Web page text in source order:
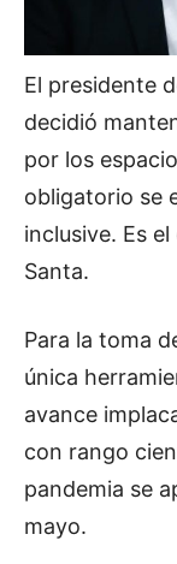
El presidente
decidió
por los
obligatorio se
inclusive. Es
Santa.
Para la toma
única
avance
con rango
pandemia se
mayo.